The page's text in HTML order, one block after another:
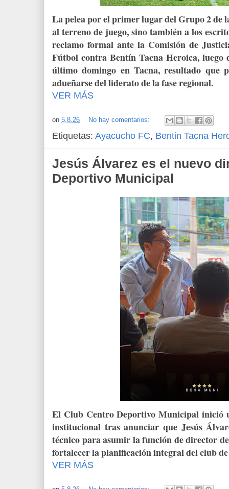
La pelea por el primer lugar del Grupo 2 de
al terreno de juego, sino también a los
reclamo formal ante la Comisión de
Fútbol contra Bentín Tacna Heroica,
último domingo en Tacna, resultado que
adueñarse del liderato de la fase regional.
VER MÁS
on 5.8.26 No hay comentarios:
Etiquetas: Ayacucho FC, Bentin Tacna
Jesús Álvarez es el nuevo
Deportivo Municipal
El Club Centro Deportivo Municipal inició
institucional tras anunciar que Jesús
técnico para asumir la función de director
fortalecer la planificación integral del club
VER MÁS